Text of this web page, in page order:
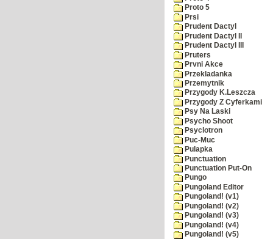
Proto 5
Prsi
Prudent Dactyl
Prudent Dactyl II
Prudent Dactyl III
Pruters
Prvni Akce
Przekladanka
Przemytnik
Przygody K.Leszcza
Przygody Z Cyferkami
Psy Na Laski
Psycho Shoot
Psyclotron
Puc-Muc
Pulapka
Punctuation
Punctuation Put-On
Pungo
Pungoland Editor
Pungoland! (v1)
Pungoland! (v2)
Pungoland! (v3)
Pungoland! (v4)
Pungoland! (v5)